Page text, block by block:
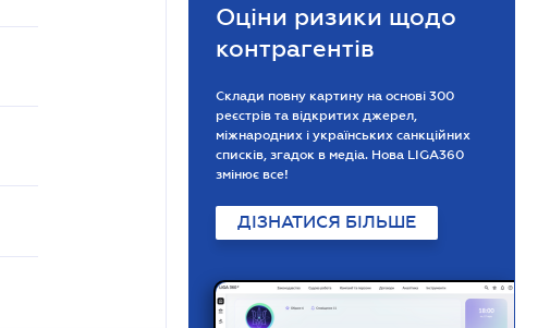
Оціни ризики щодо
контрагентів
Склади повну картину на основі 300
реєстрів та відкритих джерел,
міжнародних і українських санкційних
списків, згадок в медіа. Нова LIGA360
змінює все!
ДІЗНАТИСЯ БІЛЬШЕ